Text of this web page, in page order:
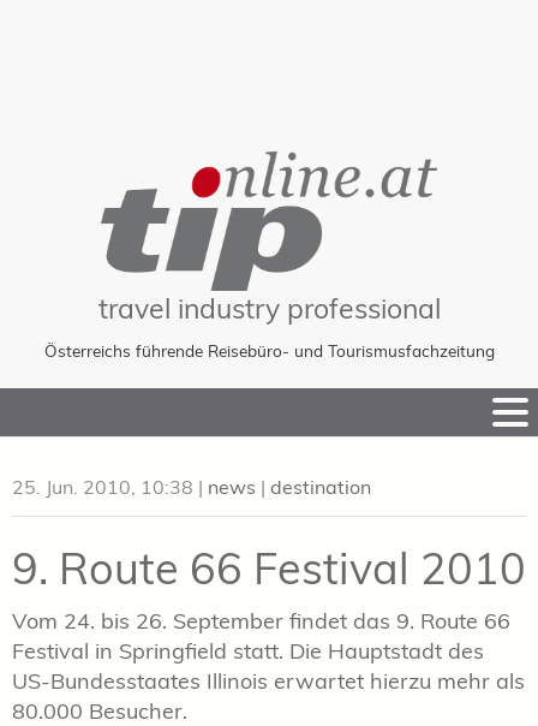
travel industry professional
Österreichs führende Reisebüro- und Tourismusfachzeitung
to
25. Jun. 2010, 10:38 | news | destination
9. Route 66 Festival 2010
Vom 24. bis 26. September findet das 9. Route 66
Festival in Springfield statt. Die Hauptstadt des
US-Bundesstaates Illinois erwartet hierzu mehr als
80.000 Besucher.